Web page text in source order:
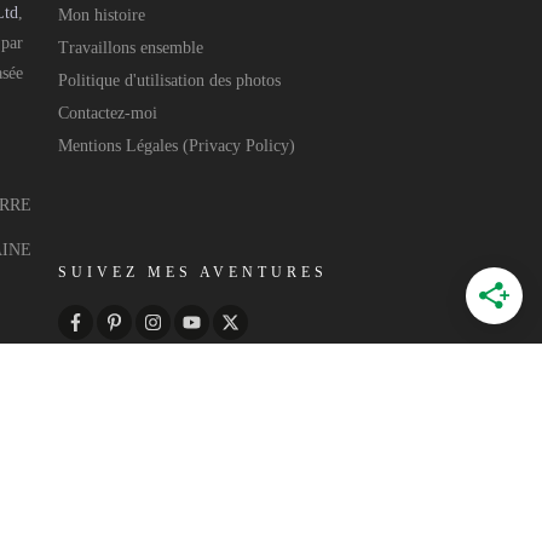
,
Mon histoire
Travaillons ensemble
Politique d'utilisation des photos
Contactez-moi
Mentions Légales (Privacy Policy)
SUIVEZ MES AVENTURES